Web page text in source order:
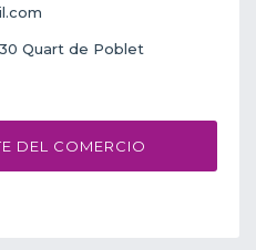
Quart de Poblet
DEL COMERCIO